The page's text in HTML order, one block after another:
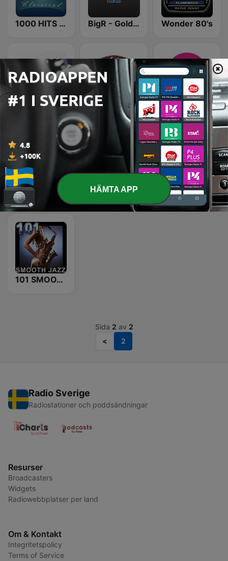
1000 HITS Classical Music BigR - Golden Oldies Wonder 80's
Classic FM LoFi Vibes Frisky radio
Classic Metal Radio Hot 21 Radio 80s80s
101 SMOOTH JAZZ
Sida 2 av 2
<
2
Radio Sverige
Radiostationer och poddsändningar
Resurser
Broadcasters
Widgets
Radiowebbplatser per land
Om & Kontakt
Integritetspolicy
Terms of Service
HÄMTA APP